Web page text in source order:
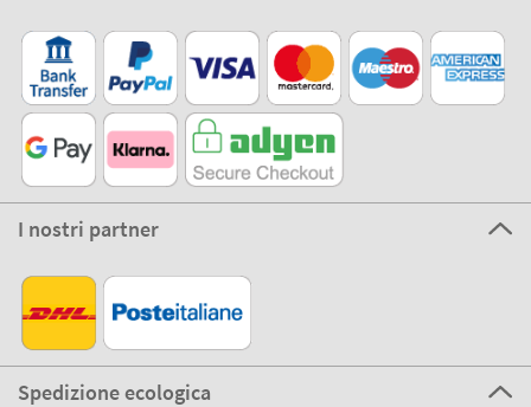
I nostri partner
Spedizione ecologica